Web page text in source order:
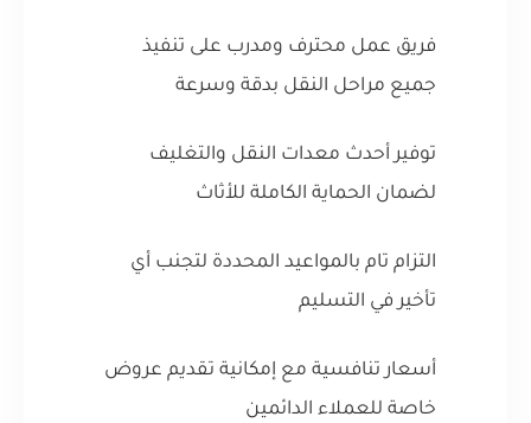
فريق عمل محترف ومدرب على تنفيذ
جميع مراحل النقل بدقة وسرعة
توفير أحدث معدات النقل والتغليف
لضمان الحماية الكاملة للأثاث
التزام تام بالمواعيد المحددة لتجنب أي
تأخير في التسليم
أسعار تنافسية مع إمكانية تقديم عروض
خاصة للعملاء الدائمين